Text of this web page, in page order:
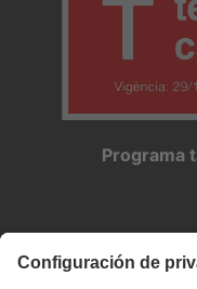
Programa